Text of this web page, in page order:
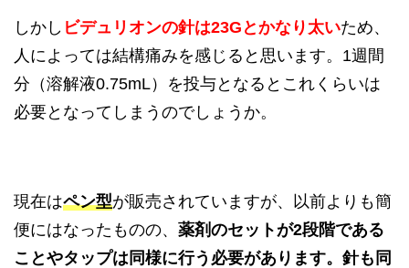
しかし ビデュリオンの針は23Gとかなり太いため、
人によっては結構痛みを感じると思います。1週間
分（溶解液0.75mL）を投与となるとこれくらいは
必要となってしまうのでしょうか。
現在はペン型が販売されていますが、以前よりも簡
便にはなったものの、 薬剤のセットが2段階である
ことやタップは同様に行う必要があります。針も同